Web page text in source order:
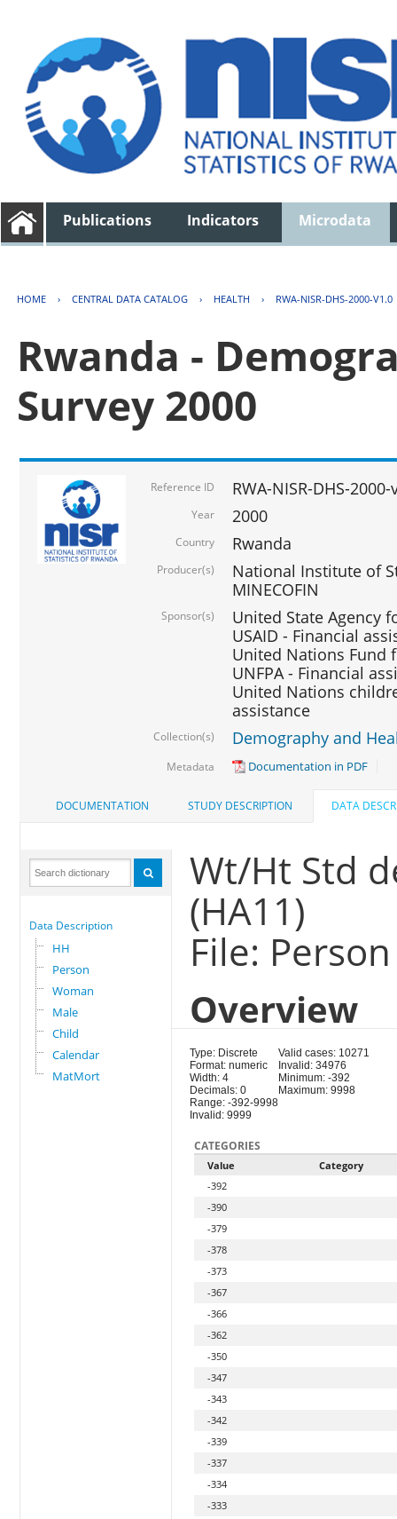
Publications Indicators Microdata
HOME › CENTRAL DATA CATALOG › HEALTH › RWA-NISR-DHS-2000-V1.0
Rwanda -
Survey 2000
Reference ID RWA-NISR-DHS-2000-
Year 2000
Country Rwanda
Producer(s)
National Institute of
MINECOFIN
Sponsor(s)
United State Agency
USAID - Financial
United Nations Fund
UNFPA - Financial
United Nations
assistance
Collection(s) Demography and
Metadata Documentation in PDF
DOCUMENTATION STUDY DESCRIPTION DATA
Data Description
HH
Person
Woman
Male
Child
Calendar
MatMort
Wt/Ht Std
(HA11)
File: Person
Overview
Type: Discrete
Format: numeric
Width: 4
Decimals: 0
Range: -392-9998
Invalid: 9999
Valid cases: 10271
Invalid: 34976
Minimum: -392
Maximum: 9998
CATEGORIES
Value
Category
-392
-390
-379
-378
-373
-367
-366
-362
-350
-347
-343
-342
-339
-337
-334
-333